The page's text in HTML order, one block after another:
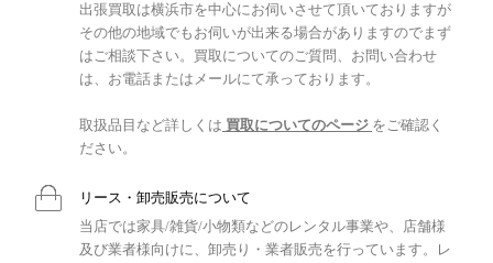
出張買取は横浜市を中心にお伺いさせて頂いておりますが
その他の地域でもお伺いが出来る場合がありますのでまず
はご相談下さい。買取についてのご質問、お問い合わせ
は、お電話またはメールにて承っております。
取扱品目など詳しくは 買取についてのページ をご確認く
ださい。
リース・卸売販売について
当店では家具/雑貨/小物類などのレンタル事業や、店舗様
及び業者様向けに、卸売り・業者販売を行っています。レ